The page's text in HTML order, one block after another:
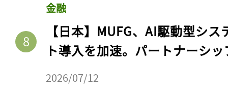
金融
【日本】MUFG、AI駆動型シ
ト導入を加速。パートナーシ
2026/07/12